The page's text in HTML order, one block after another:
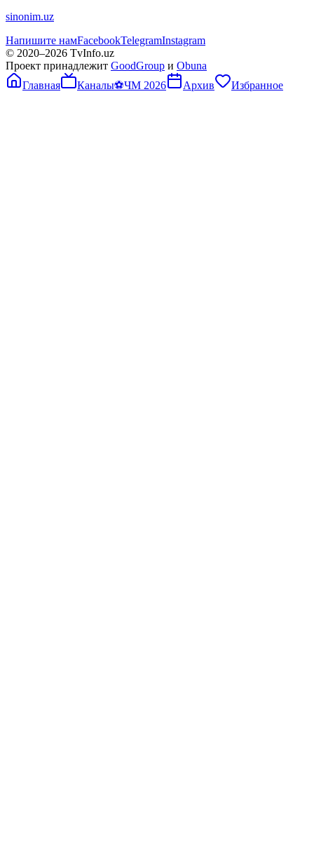
sinonim.uz
Напишите намFacebookTelegramInstagram
© 2020–2026 TvInfo.uz
Проект принадлежит GoodGroup и Obuna
Главная
Каналы⚽ЧМ 2026 Архив Избранное